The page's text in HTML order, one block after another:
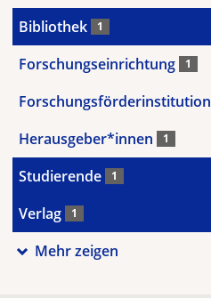
Bibliothek 1
Forschungseinrichtung 1
Forschungsförderinstitution
Herausgeber*innen 1
Studierende 1
Verlag 1
Mehr zeigen